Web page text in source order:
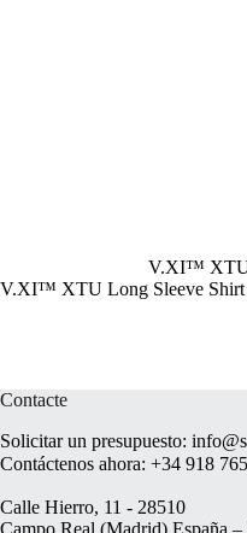
V.XI™ XTU
V.XI™ XTU Long Sleeve Shirt
Contacte
Solicitar un presupuesto:
Contáctenos ahora: +34 918
Calle Hierro, 11 - 28510